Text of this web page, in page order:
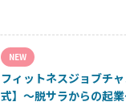
の皆様からは働き甲斐や動
そのスタッフの皆様がつくる
ネスについての魅力を語って
NEW
フィットネスジョブチ
式】～脱サラからの起